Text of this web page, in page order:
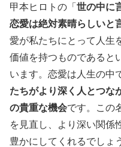
甲本ヒロトの「 世の中に
恋愛は絶対素晴らしいと
愛が私たちにとって人生
価値を持つものであると
います。恋愛は人生の中
たちがより深く人とつな
の貴重な機会です。この
を見直し、より深い関係
豊かにしてくれるでしょ